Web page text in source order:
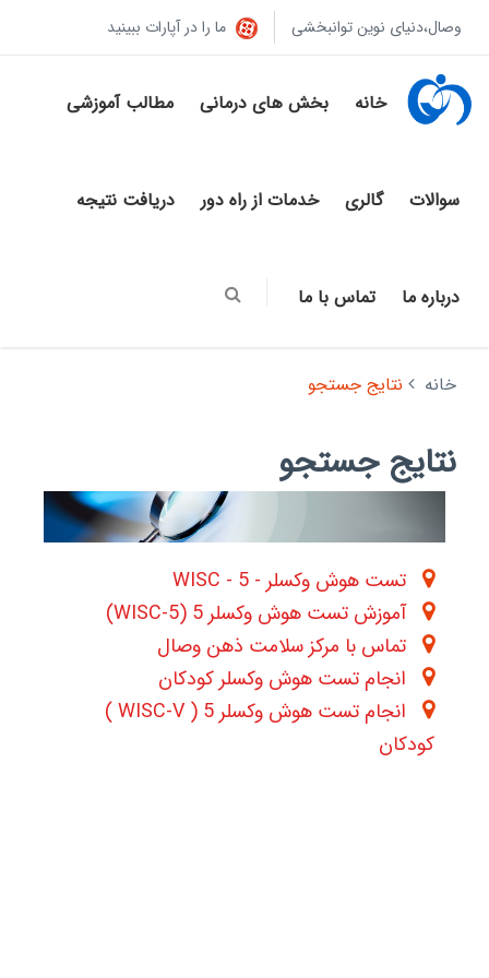
وصال،دنیای نوین توانبخشی ما را در آپارات ببینید
خانه بخش های درمانی مطالب آموزشی
سوالات گالری خدمات از راه دور دریافت نتیجه
درباره ما تماس با ما
خانه نتایج جستجو
نتایج جستجو
تست هوش وکسلر - WISC - 5
آموزش تست هوش وکسلر 5 (WISC-5)
تماس با مرکز سلامت ذهن وصال
انجام تست هوش وکسلر کودکان
انجام تست هوش وکسلر 5 ( WISC-V )
کودکان